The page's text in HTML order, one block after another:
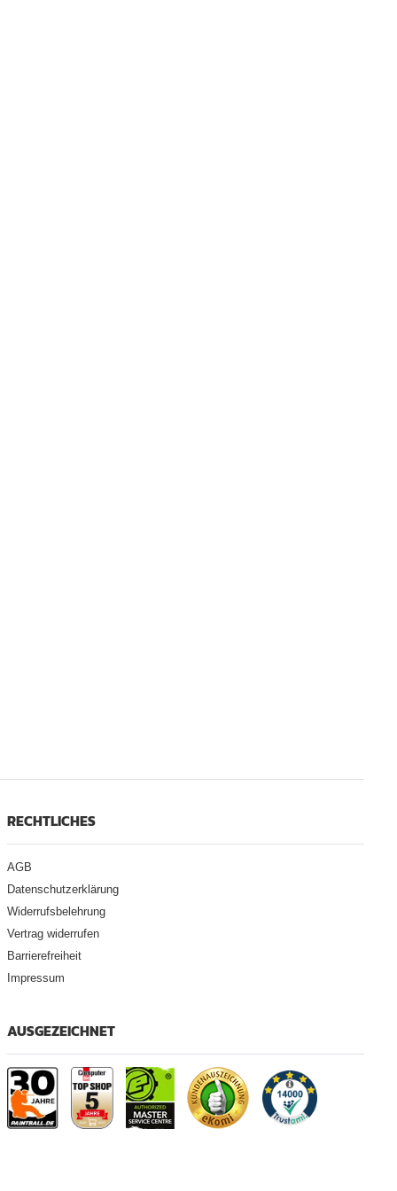
RECHTLICHES
AGB
Datenschutzerklärung
Widerrufsbelehrung
Vertrag widerrufen
Barrierefreiheit
Impressum
AUSGEZEICHNET